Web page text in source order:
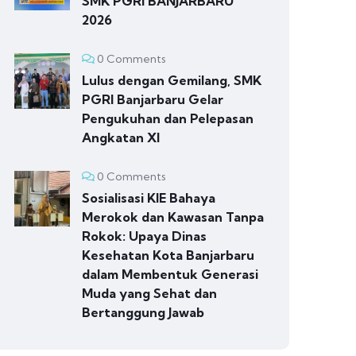
2026
0 Comments
Lulus dengan Gemilang, SMK
PGRI Banjarbaru Gelar
Pengukuhan dan Pelepasan
Angkatan XI
0 Comments
Sosialisasi KIE Bahaya
Merokok dan Kawasan Tanpa
Rokok: Upaya Dinas
Kesehatan Kota Banjarbaru
dalam Membentuk Generasi
Muda yang Sehat dan
Bertanggung Jawab